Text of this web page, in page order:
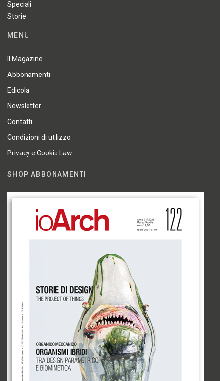
Speciali
Storie
MENU
Il Magazine
Abbonamenti
Edicola
Newsletter
Contatti
Condizioni di utilizzo
Privacy e Cookie Law
SHOP ABBONAMENTI